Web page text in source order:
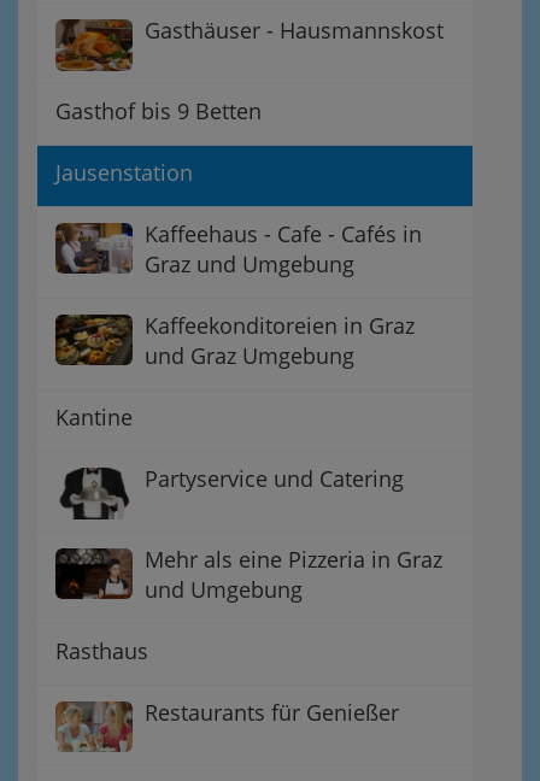
Gasthäuser - Hausmannskost
Gasthof bis 9 Betten
Jausenstation
Kaffeehaus - Cafe - Cafés in
Graz und Umgebung
Kaffeekonditoreien in Graz
und Graz Umgebung
Kantine
Partyservice und Catering
Mehr als eine Pizzeria in Graz
und Umgebung
Rasthaus
Restaurants für Genießer